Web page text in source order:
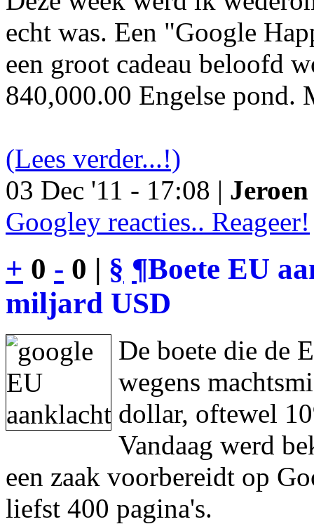
echt was. Een "Google
een groot cadeau beloofd
840,000.00 Engelse pond.
(Lees verder...!)
03 Dec '11 - 17:08 |
Googley reacties.. Reageer!
+ 0 - 0 | § ¶Boete EU
miljard USD
De boete die de
wegens
dollar, oftewel
Vandaag werd
een zaak voorbereidt op
liefst 400 pagina's.